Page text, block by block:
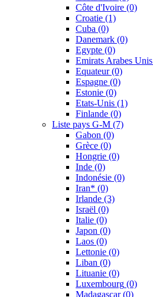
Côte d'Ivoire (0)
Croatie (1)
Cuba (0)
Danemark (0)
Egypte (0)
Emirats Arabes Unis
Equateur(0)
Espagne (0)
Estonie (0)
Etats-Unis (1)
Finlande (0)
Liste pays G-M (7)
Gabon (0)
Grèce (0)
Hongrie (0)
Inde (0)
Indonésie (0)
Iran* (0)
Irlande (3)
Israël (0)
Italie (0)
Japon (0)
Laos (0)
Lettonie (0)
Liban (0)
Lituanie (0)
Luxembourg (0)
Madagascar(0)